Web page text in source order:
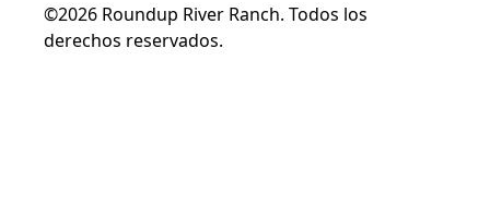
©2026 Roundup River Ranch. Todos los
derechos reservados.